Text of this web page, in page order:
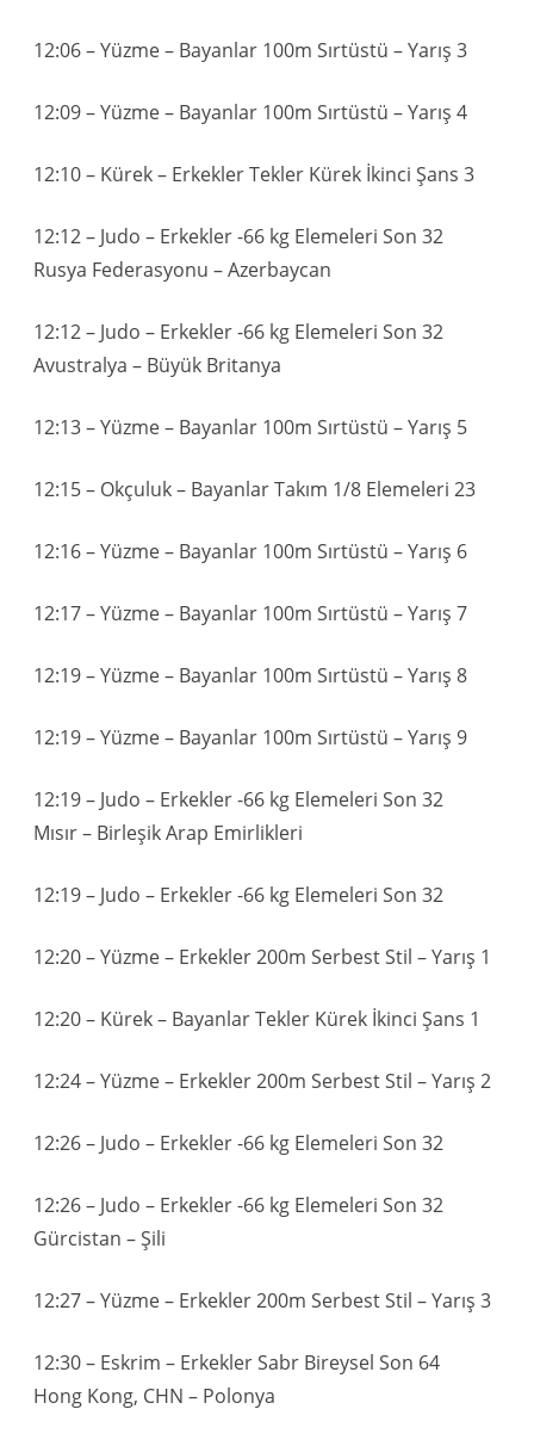
12:06 – Yüzme – Bayanlar 100m Sırtüstü – Yarış 3
12:09 – Yüzme – Bayanlar 100m Sırtüstü – Yarış 4
12:10 – Kürek – Erkekler Tekler Kürek İkinci Şans 3
12:12 – Judo – Erkekler -66 kg Elemeleri Son 32
Rusya Federasyonu – Azerbaycan
12:12 – Judo – Erkekler -66 kg Elemeleri Son 32
Avustralya – Büyük Britanya
12:13 – Yüzme – Bayanlar 100m Sırtüstü – Yarış 5
12:15 – Okçuluk – Bayanlar Takım 1/8 Elemeleri 23
12:16 – Yüzme – Bayanlar 100m Sırtüstü – Yarış 6
12:17 – Yüzme – Bayanlar 100m Sırtüstü – Yarış 7
12:19 – Yüzme – Bayanlar 100m Sırtüstü – Yarış 8
12:19 – Yüzme – Bayanlar 100m Sırtüstü – Yarış 9
12:19 – Judo – Erkekler -66 kg Elemeleri Son 32
Mısır – Birleşik Arap Emirlikleri
12:19 – Judo – Erkekler -66 kg Elemeleri Son 32
12:20 – Yüzme – Erkekler 200m Serbest Stil – Yarış 1
12:20 – Kürek – Bayanlar Tekler Kürek İkinci Şans 1
12:24 – Yüzme – Erkekler 200m Serbest Stil – Yarış 2
12:26 – Judo – Erkekler -66 kg Elemeleri Son 32
12:26 – Judo – Erkekler -66 kg Elemeleri Son 32
Gürcistan – Şili
12:27 – Yüzme – Erkekler 200m Serbest Stil – Yarış 3
12:30 – Eskrim – Erkekler Sabr Bireysel Son 64
Hong Kong, CHN – Polonya